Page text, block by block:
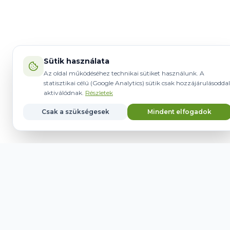
Sütik használata
Az oldal működéséhez technikai sütiket használunk. A
statisztikai célú (Google Analytics) sütik csak hozzájárulásoddal
aktiválódnak. Részletek
Csak a szükségesek Mindent elfogadok